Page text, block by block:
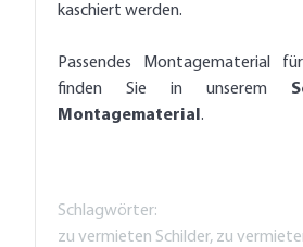
kaschiert werden.
Passendes Montagematerial
finden Sie in unserem
Montagematerial .
Schlagwörter:
zu vermieten Schilder, zu